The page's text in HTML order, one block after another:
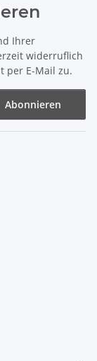
Ihrer
widerruflich
per E-Mail zu.
Abonnieren